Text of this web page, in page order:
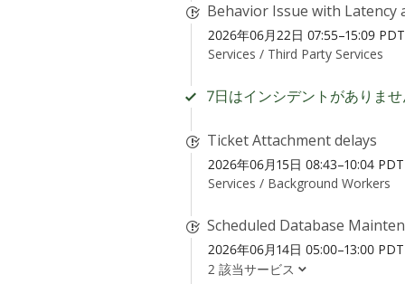
Behavior Issue with Latency
2026年06月22日 07:55–15:09 PDT
Services / Third Party Services
7日はインシデントがありま
Ticket Attachment delays
2026年06月15日 08:43–10:04 PDT
Services / Background Workers
Scheduled Database
2026年06月14日 05:00–13:00 PDT
2 該当サービス